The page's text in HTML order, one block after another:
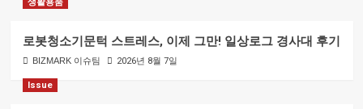
생활용품
로봇청소기문턱 스트레스, 이제 그만! 일상로그 경사대 후기
BIZMARK 이슈팀 2026년 8월 7일
Issue